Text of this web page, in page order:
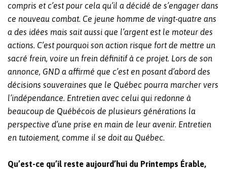
compris et c’est pour cela qu’il a décidé de s’engager dans
ce nouveau combat. Ce jeune homme de vingt-quatre ans
a des idées mais sait aussi que l’argent est le moteur des
actions. C’est pourquoi son action risque fort de mettre un
sacré frein, voire un frein définitif à ce projet. Lors de son
annonce, GND a affirmé que c’est en posant d’abord des
décisions souveraines que le Québec pourra marcher vers
l’indépendance. Entretien avec celui qui redonne à
beaucoup de Québécois de plusieurs générations la
perspective d’une prise en main de leur avenir. Entretien
en tutoiement, comme il se doit au Québec.
Qu’est-ce qu’il reste aujourd’hui du Printemps Érable,